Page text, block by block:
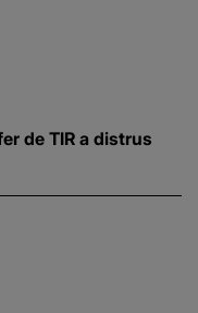
de TIR a distrus